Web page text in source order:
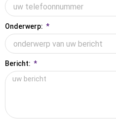
Onderwerp:
Bericht: